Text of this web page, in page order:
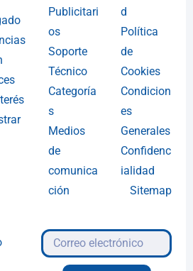
Publicitari
os
Soporte
Técnico
Categoría
s
Medios
de
comunica
ción
d
Política
de
Cookies
Condicion
es
Generales
Confidenc
ialidad
Sitemap